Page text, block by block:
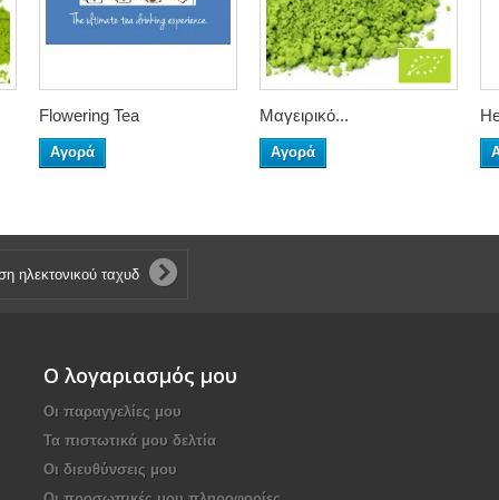
Flowering Tea
Αγορά
Μαγειρικό...
Αγορά
Ο λογαριασμός μου
Οι παραγγελίες μου
Τα πιστωτικά μου δελτία
Οι διευθύνσεις μου